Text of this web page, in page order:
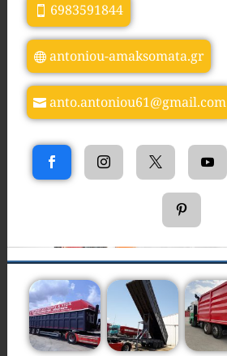
6983591844
antoniou-amaksomata.gr
anto.antoniou61@gmail.com